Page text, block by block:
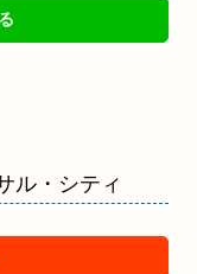
ル・シティ